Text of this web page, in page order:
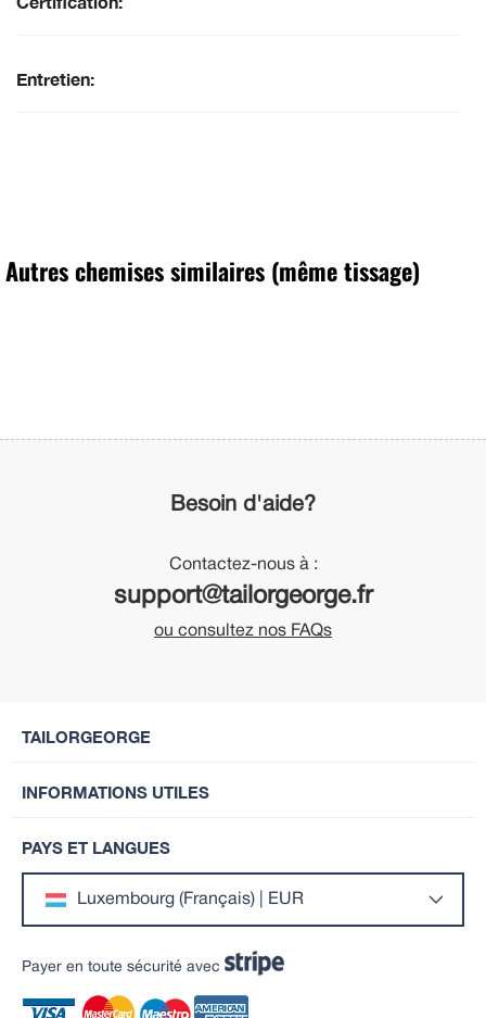
Entretien:
Autres chemises similaires (même tissage)
Besoin d'aide?
Contactez-nous à :
support@tailorgeorge.fr
ou consultez nos FAQs
TAILORGEORGE
INFORMATIONS UTILES
PAYS ET LANGUES
Luxembourg (Français) | EUR
Payer en toute sécurité avec